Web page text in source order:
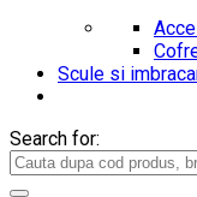
Scule si
Search for: